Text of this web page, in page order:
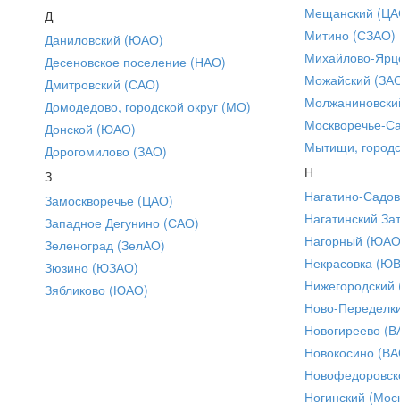
Д
Даниловский (ЮАО)
Десеновское поселение (НАО)
Дмитровский (САО)
Домодедово, городской округ (МО)
Донской (ЮАО)
Дорогомилово (ЗАО)
З
Замоскворечье (ЦАО)
Западное Дегунино (САО)
Зеленоград (ЗелАО)
Зюзино (ЮЗАО)
Зябликово (ЮАО)
Мещанский
Митино (СЗАО)
Михайлово-
Можайский
Москворечье-
Мытищи,
Н
Нагатино-
Нагатинский
Нагорный
Некрасовка
Ново-
Новогиреево
Новокосино
Ногинский